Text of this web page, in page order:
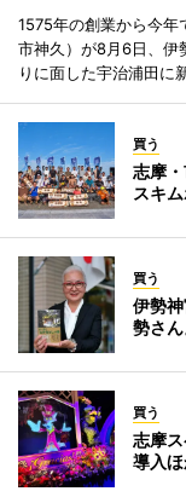
1575年の創業から今年
市神久）が8月6日、伊
りに面した宇治浦田に
買う
志摩
スキ
買う
伊勢
勢さ
買う
志摩
導入